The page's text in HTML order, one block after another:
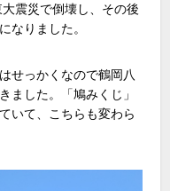
震災で倒壊し、その後
なりました。
せっかくなので鶴岡八
ました。「鳩みくじ」
いて、こちらも変わら